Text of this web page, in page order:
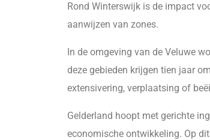
Rond Winterswijk is de impact
aanwijzen van zones.
In de omgeving van de Veluwe
deze gebieden krijgen tien jaar
extensivering, verplaatsing of
Gelderland hoopt met gerichte
economische ontwikkeling. Op